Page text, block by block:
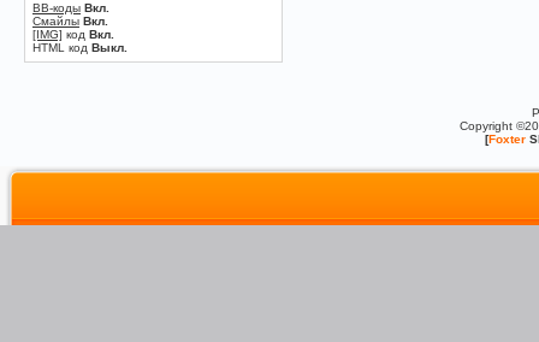
BB-коды Вкл.
Смайлы Вкл.
[IMG] код Вкл.
HTML код Выкл.
Copyright
[Foxter